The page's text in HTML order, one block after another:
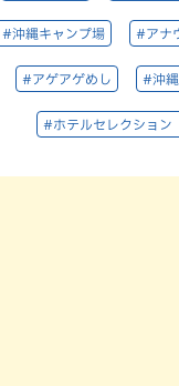
#沖縄キャンプ場 #アナ
#アゲアゲめし #沖縄
#ホテルセレクション